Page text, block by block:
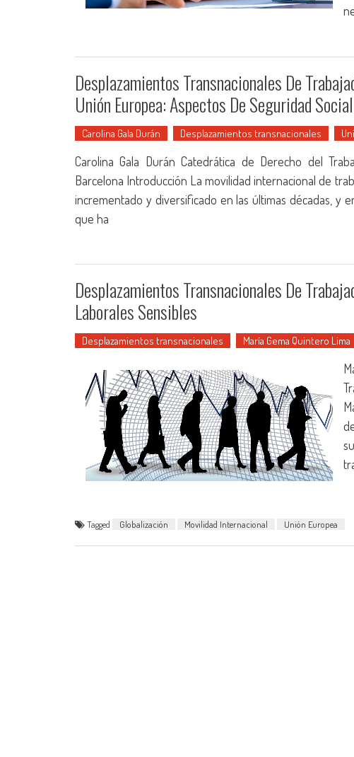
Desplazamientos Transnacionales De
Unión Europea: Aspectos De Seguridad Social
Carolina Gala Durán Desplazamientos transnacionales
Carolina Gala Durán Catedrática de Derecho del
Barcelona Introducción La movilidad internacional de
incrementado y diversificado en las últimas décadas, y
que ha
Desplazamientos Transnacionales De
Laborales Sensibles
Desplazamientos transnacionales María Gema Quintero Lima
Tagged Globalización Movilidad Internacional Unión Europea